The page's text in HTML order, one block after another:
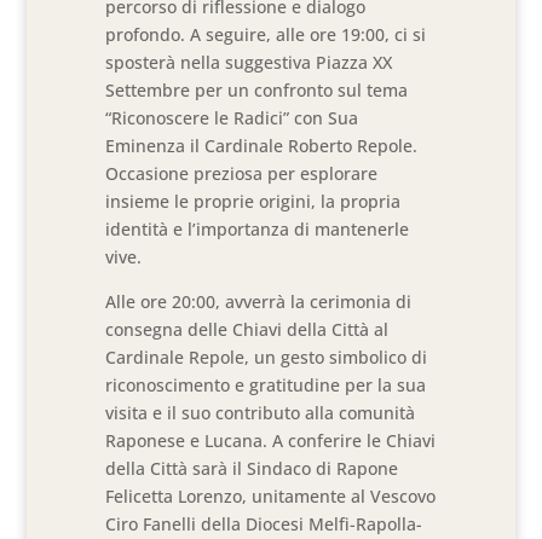
percorso di riflessione e dialogo
profondo. A seguire, alle ore 19:00, ci si
sposterà nella suggestiva Piazza XX
Settembre per un confronto sul tema
“Riconoscere le Radici” con Sua
Eminenza il Cardinale Roberto Repole.
Occasione preziosa per esplorare
insieme le proprie origini, la propria
identità e l’importanza di mantenerle
vive.
Alle ore 20:00, avverrà la cerimonia di
consegna delle Chiavi della Città al
Cardinale Repole, un gesto simbolico di
riconoscimento e gratitudine per la sua
visita e il suo contributo alla comunità
Raponese e Lucana. A conferire le Chiavi
della Città sarà il Sindaco di Rapone
Felicetta Lorenzo, unitamente al Vescovo
Ciro Fanelli della Diocesi Melfi-Rapolla-